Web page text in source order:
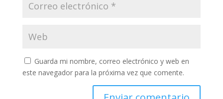
Guarda mi nombre, correo electrónico y web en
este navegador para la próxima vez que comente.